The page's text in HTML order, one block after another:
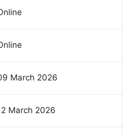
March 2026
March 2026